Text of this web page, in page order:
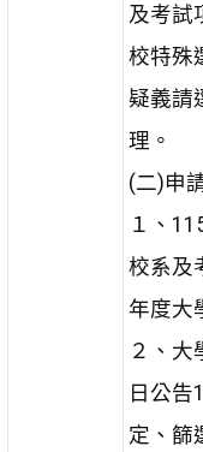
及考試
校特殊
疑義請
理。
(二)申
１、
校系及
年度大
２、大
日公告
定、篩